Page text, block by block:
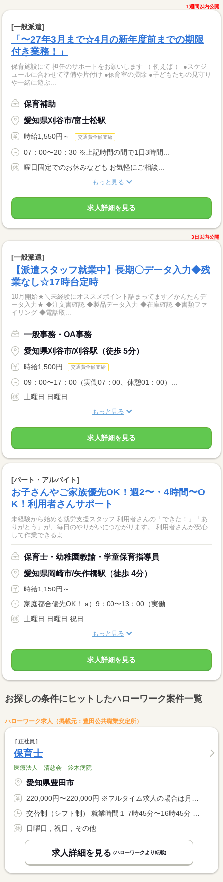
1週間以内公開
[一般派遣]
「〜27年3月まで☆4月の新年度前までの期限
付き業務！」
保育施設にて 担任のサポートをお願いします （ 例えば ） ●スケジ
ュールに合わせて準備や片付け ●保育室の掃除 ●子どもたちの見守り
や一緒に遊ぶ...
保育補助
愛知県刈谷市/富士松駅
時給1,550円～ 交通費全額支給
07：00〜20：30 ※上記時間の間で1日3時間...
曜日固定でのお休みなども お気軽にご相談...
もっと見る
求人詳細を見る
3日以内公開
[一般派遣]
【派遣スタッフ就業中】長期〇データ入力◆残
業なし☆17時台定時
10月開始★＼未経験にオススメポイント詰まってます／かんたんデ
ータ入力★ ◆注文書確認 ◆製品データ入力 ◆在庫確認 ◆書類ファ
イリング ◆電話取...
一般事務・OA事務
愛知県刈谷市/刈谷駅（徒歩 5分）
時給1,500円 交通費全額支給
09：00〜17：00（実働07：00、休憩01：00）...
土曜日 日曜日
もっと見る
求人詳細を見る
[パート・アルバイト]
お子さんやご家族優先OK！週2〜・4時間〜O
K！利用者さんサポート
未経験から始める就労支援スタッフ 利用者さんの「できた！」「あ
りがとう」が、毎日のやりがいにつながります。 利用者さんが安心
して作業できるよ...
保育士・幼稚園教諭・学童保育指導員
愛知県岡崎市/矢作橋駅（徒歩 4分）
時給1,150円～
家庭都合優先OK！ a）9：00〜13：00（実働...
土曜日 日曜日 祝日
もっと見る
求人詳細を見る
お探しの条件にヒットしたハローワーク案件一覧
ハローワーク求人（掲載元：豊田公共職業安定所）
正社員
保育士
医療法人 清慈会 鈴木病院
愛知県豊田市
220,000円〜220,000円 ※フルタイム求人の場合は月額（換算額）、パート求人の場合は時間額を表示しています。
日曜日，祝日，その他
求人詳細を見る (ハローワークより転載)